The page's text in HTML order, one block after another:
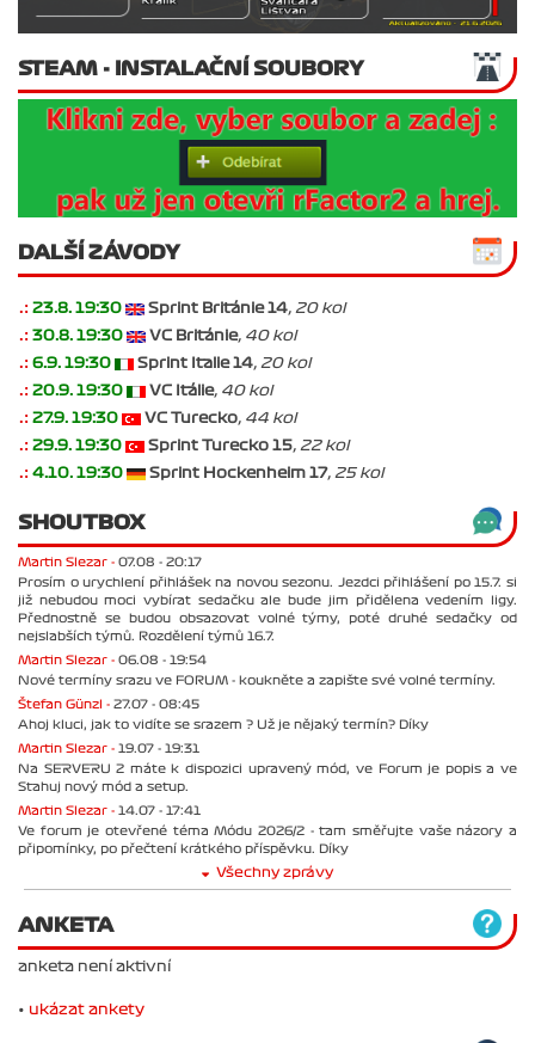
STEAM - INSTALAČNÍ SOUBORY
DALŠÍ ZÁVODY
.: 23.8. 19:30 Sprint Británie 14, 20 kol
.: 30.8. 19:30 VC Británie, 40 kol
.: 6.9. 19:30 Sprint Italie 14, 20 kol
.: 20.9. 19:30 VC Itálie, 40 kol
.: 27.9. 19:30 VC Turecko, 44 kol
.: 29.9. 19:30 Sprint Turecko 15, 22 kol
.: 4.10. 19:30 Sprint Hockenheim 17, 25 kol
SHOUTBOX
Martin Slezar - 07.08 - 20:17
Prosím o urychlení přihlášek na novou sezonu. Jezdci přihlášení po 15.7. si
již nebudou moci vybírat sedačku ale bude jim přidělena vedením ligy.
Přednostně se budou obsazovat volné týmy, poté druhé sedačky od
nejslabších týmů. Rozdělení týmů 16.7.
Martin Slezar - 06.08 - 19:54
Nové termíny srazu ve FORUM - koukněte a zapište své volné termíny.
Štefan Günzl - 27.07 - 08:45
Ahoj kluci, jak to vidíte se srazem ? Už je nějaký termín? Díky
Martin Slezar - 19.07 - 19:31
Na SERVERU 2 máte k dispozici upravený mód, ve Forum je popis a ve
Stahuj nový mód a setup.
Martin Slezar - 14.07 - 17:41
Ve forum je otevřené téma Módu 2026/2 - tam směřujte vaše názory a
připomínky, po přečtení krátkého příspěvku. Díky
Všechny zprávy
ANKETA
anketa není aktivní
• ukázat ankety